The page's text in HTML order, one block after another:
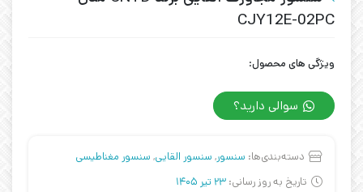
CJY12E-02PC
ویژگی های محصول:
سوالی دارید؟
دسته‌بندی‌ها: سنسور, سنسور القایی, سنسور مغناطیسی
تاریخ به روز رسانی: 23 تیر 1405